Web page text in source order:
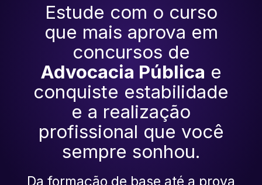
Estude com o curso
que mais aprova em
concursos de
Advocacia Pública e
conquiste estabilidade
e a realização
profissional que você
sempre sonhou.
Da formação de base até a prova